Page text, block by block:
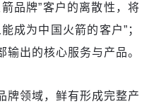
品牌”客户的离散性，将
成为中国火箭的客户”；
出的核心服务与产品。
牌领域，鲜有形成完整产